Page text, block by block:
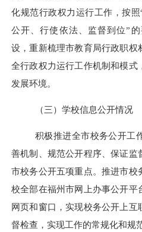
化规范行政权力运行工作，按
公开、行使依法、监督到位”
设，重新梳理市教育局行政职权
全行政权力运行工作机制和模式
发展环境。
（三）学校信息公开情况
积极推进全市校务公开工
善机制、规范公开程序、保证监
市校务公开五项重点。推进市校
校全部在福州市网上办事公开平
网页和窗口，实现校务公开上
督检查，实现工作的常规化和规